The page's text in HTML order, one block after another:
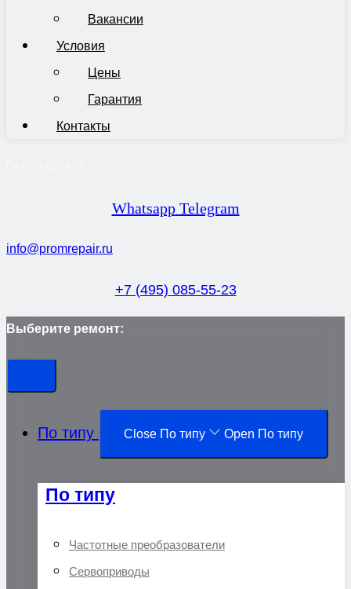
Вакансии
Условия
Цены
Гарантия
Контакты
Whatsapp Telegram
info@promrepair.ru
+7 (495) 085-55-23
Выберите ремонт:
По типу Close По типу Open По типу
По типу
Частотные преобразователи
Сервоприводы